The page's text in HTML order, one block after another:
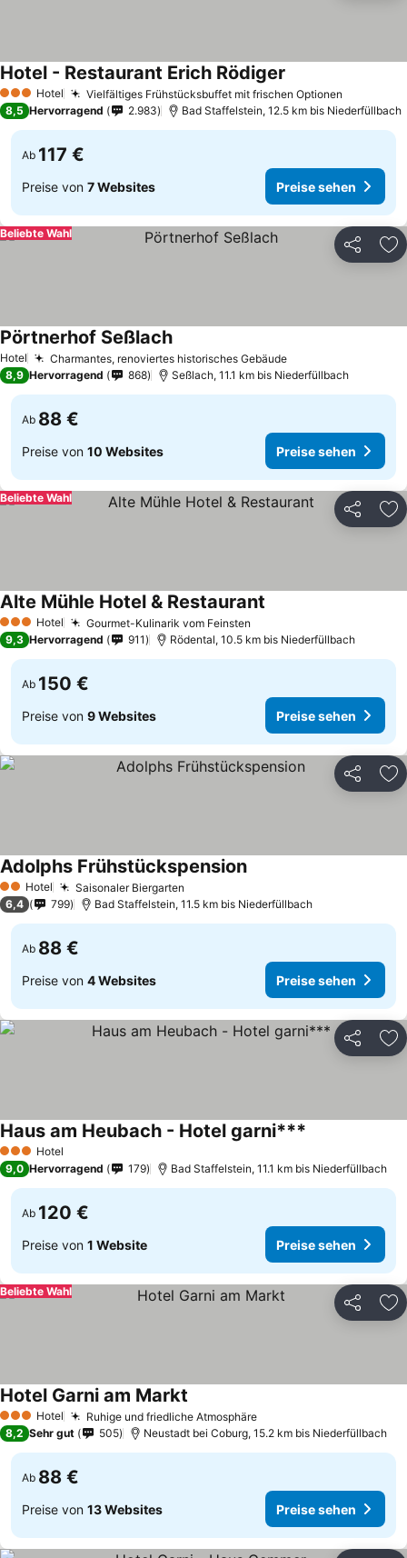
3 SterneHotel Vielfältiges Frühstücksbuffet mit frischen Optionen
Hotel - Restaurant Erich Rödiger
8,5 Hervorragend 2.983 Bad Staffelstein, 12.5 km bis Niederfüllbach
Ab 117 €
Preise von 7 Websites Preise sehen
Teilen
Beliebte Wahl
Hotel Charmantes, renoviertes historisches Gebäude
Pörtnerhof Seßlach
8,9 Hervorragend 868 Seßlach, 11.1 km bis Niederfüllbach
Ab 88 €
Preise von 10 Websites Preise sehen
Teilen
Beliebte Wahl
3 SterneHotel Gourmet-Kulinarik vom Feinsten
Alte Mühle Hotel & Restaurant
9,3 Hervorragend 911 Rödental, 10.5 km bis Niederfüllbach
Ab 150 €
Preise von 9 Websites Preise sehen
Teilen
2 Sterne
Hotel Saisonaler Biergarten
Adolphs Frühstückspension
6,4 799 Bad Staffelstein, 11.5 km bis Niederfüllbach
Ab 88 €
Preise von 4 Websites Preise sehen
Teilen
3 SterneHotel
Haus am Heubach - Hotel garni***
9,0 Hervorragend 179 Bad Staffelstein, 11.1 km bis Niederfüllbach
Ab 120 €
Preise von 1 Website Preise sehen
Teilen
Beliebte Wahl
3 SterneHotel Ruhige und friedliche Atmosphäre
Hotel Garni am Markt
8,2 Sehr gut 505 Neustadt bei Coburg, 15.2 km bis Niederfüllbach
Ab 88 €
Preise von 13 Websites Preise sehen